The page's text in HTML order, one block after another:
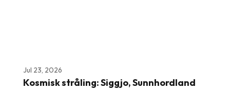
Jul 23, 2026
Kosmisk stråling: Siggjo, Sunnhordland